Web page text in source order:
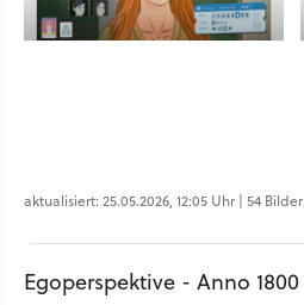
aktualisiert: 25.05.2026, 12:05 Uhr | 54 Bilder
Egoperspektive - Anno 1800